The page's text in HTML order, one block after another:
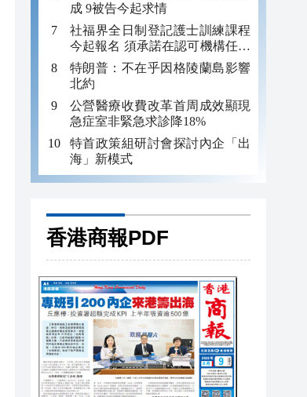
成 9被告今起求情
社福界全日制登記護士訓練課程
今起報名 須承諾在認可機構任職
至少三年
特朗普：不在乎因格陵蘭島影響
北約
公營醫療收費改革首周成效顯現
急症室非緊急求診降18%
特首政策組研討會探討內企「出
海」新模式
香港商報PDF